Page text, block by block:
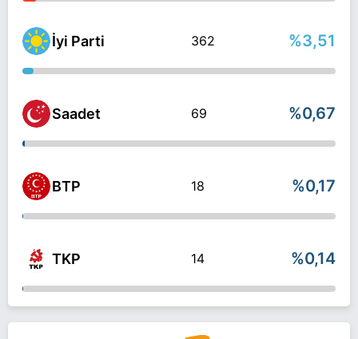
İyi Parti 362 %3,51
Saadet 69 %0,67
BTP 18 %0,17
TKP 14 %0,14